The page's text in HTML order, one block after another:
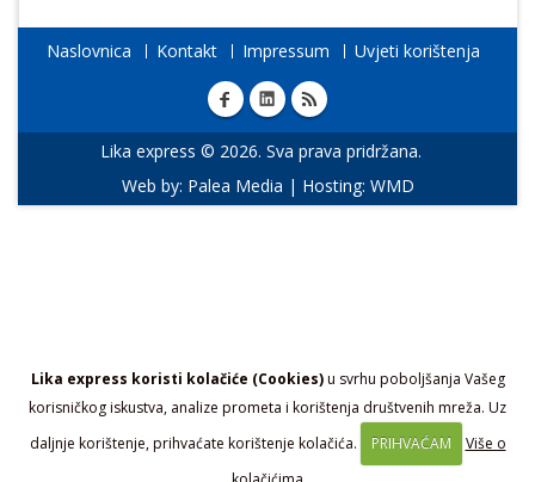
Lika express koristi kolačiće (Cookies)u svrhu poboljšanja Vašeg
korisničkog iskustva, analize prometa i korištenja društvenih mreža. Uz
daljnje korištenje, prihvaćate korištenje kolačića.
PRIHVAĆAM
Više o
Naslovnica Kontakt Impressum Uvjeti korištenja
Lika express © 2026. Sva prava pridržana.
Web by: Palea Media | Hosting: WMD